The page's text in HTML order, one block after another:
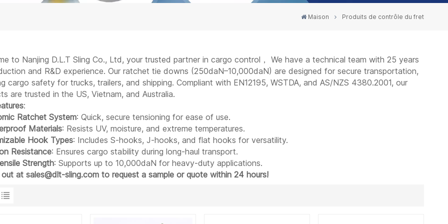
Maison Produits de contrôle du fret
to Nanjing D.L.T Sling Co., Ltd, your trusted partner in cargo control， We have a technical team with 25 years
and R&D experience. Our ratchet tie downs (250daN–10,000daN) are designed for secure transportation,
cargo safety for trucks, trailers, and shipping. Compliant with EN12195, WSTDA, and AS/NZS 4380.2001, our
are trusted in the US, Vietnam, and Australia.
:
Ratchet System: Quick, secure tensioning for ease of use.
Materials: Resists UV, moisture, and extreme temperatures.
Hook Types: Includes S-hooks, J-hooks, and flat hooks for versatility.
Resistance: Ensures cargo stability during long-haul transport.
Strength: Supports up to 10,000daN for heavy-duty applications.
at sales@dlt-sling.com to request a sample or quote within 24 hours!